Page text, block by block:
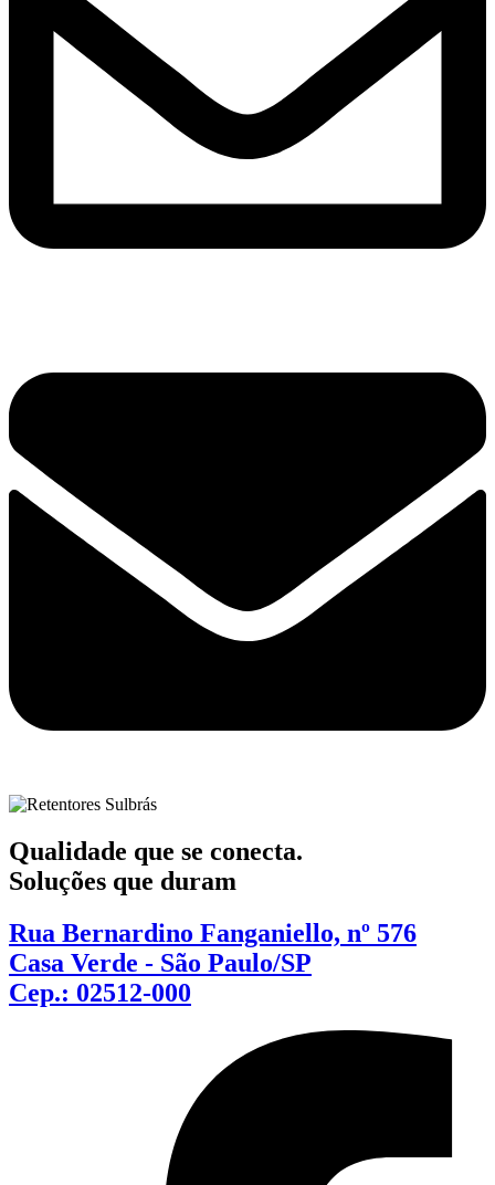
Qualidade que se conecta.
Soluções que duram
Rua Bernardino Fanganiello, nº 576
Casa Verde - São Paulo/SP
Cep.: 02512-000